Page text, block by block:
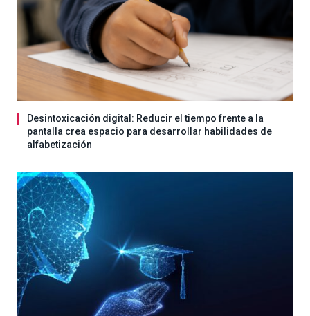
Desintoxicación digital: Reducir el tiempo frente a la
pantalla crea espacio para desarrollar habilidades de
alfabetización